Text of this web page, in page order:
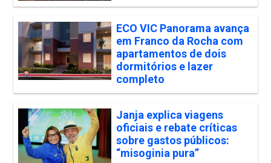
ECO VIC Panorama avança
em Franco da Rocha com
apartamentos de dois
dormitórios e lazer
completo
Janja explica viagens
oficiais e rebate críticas
sobre gastos públicos:
“misoginia pura”